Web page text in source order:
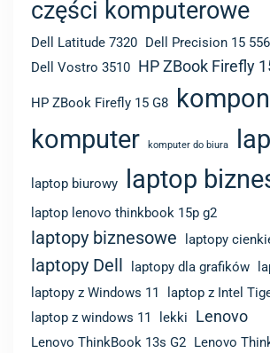
HP ZBook Firefly 15 G8
komputer
komputer do biura
laptop biurowy laptop
laptop lenovo thinkbook 15p g2
laptopy biznesowe laptopy cienkie
laptopy Dell laptopy dla grafików
laptopy z Windows 11
laptop z Intel
laptop z windows 11 lekki Lenovo
Lenovo ThinkBook 13s G2 Lenovo
Microsoft Surface Pro 7+
Notebook HP ZBook Firefly 15 G8
notebook lenovo thinkbook 15p